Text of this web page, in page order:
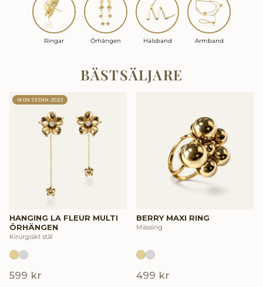
Ringar Örhängen Halsband Armband
BÄSTSÄLJARE
IKON SEDAN 2023
HANGING LA FLEUR MULTI
ÖRHÄNGEN
Kirurgiskt stål
599 kr
BERRY MAXI RING
Mässing
499 kr